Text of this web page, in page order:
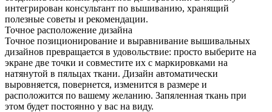
интегрирован консультант по вышиванию, хранящий
полезные советы и рекомендации.
Точное расположение дизайна
Точное позиционирование и выравнивание вышивальных
дизайнов превращается в удовольствие: просто выберите на
экране две точки и совместите их с маркировками на
натянутой в пяльцах ткани. Дизайн автоматически
выровняется, повернется, изменится в размере и
расположится по вашему желанию. Запяленная ткань при
этом будет постоянно у вас на виду.